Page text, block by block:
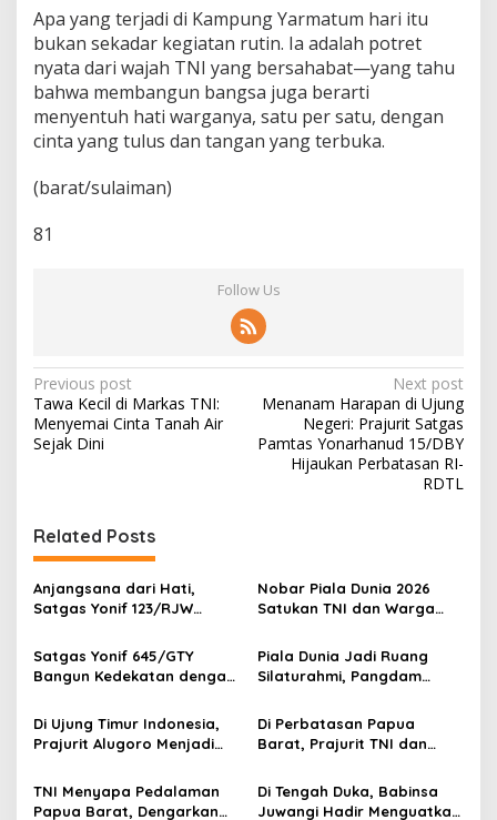
Apa yang terjadi di Kampung Yarmatum hari itu
bukan sekadar kegiatan rutin. Ia adalah potret
nyata dari wajah TNI yang bersahabat—yang tahu
bahwa membangun bangsa juga berarti
menyentuh hati warganya, satu per satu, dengan
cinta yang tulus dan tangan yang terbuka.
(barat/sulaiman)
81
Follow Us
P
o
s
a
v
i
a
i
o
n
Previous post
Tawa Kecil di Markas TNI:
Menyemai Cinta Tanah Air
Sejak Dini
Next post
Menanam Harapan di Ujung
Negeri: Prajurit Satgas
Pamtas Yonarhanud 15/DBY
Hijaukan Perbatasan RI-
RDTL
Related Posts
Anjangsana dari Hati,
Satgas Yonif 123/RJW
TNI-Rakyat di Pedalaman
Papua Selatan
Nobar Piala Dunia 2026
Satukan TNI dan Warga
Kebersamaan
Satgas Yonif 645/GTY
Bangun Kedekatan dengan
Komunikasi Teritorial
Piala Dunia Jadi Ruang
Silaturahmi, Pangdam
Warga Manokwari
Di Ujung Timur Indonesia,
Prajurit Alugoro Menjadi
Papua Barat
Di Perbatasan Papua
Barat, Prajurit TNI dan
Merenovasi Gereja di
Kampung Subin
TNI Menyapa Pedalaman
Papua Barat, Dengarkan
Di Tengah Duka, Babinsa
Juwangi Hadir Menguatkan